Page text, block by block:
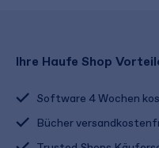
Ihre Haufe Shop
Software 4 Wochen
Bücher